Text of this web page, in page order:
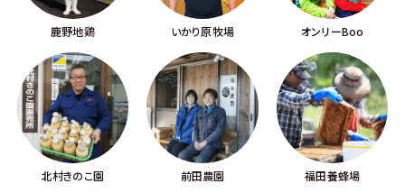
鹿野地鶏 いかり原牧場 オンリーBoo
北村きのこ園 前田農園 福田養蜂場